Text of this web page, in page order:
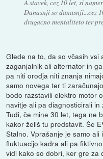
A stavek, cez 10 let, si
Danasnji so danasnji...cez
drugacno mentaliteto ter
Glede na to, da so včasih vsi
zaganjalnik ali alternator in
pa niti orodja niti znanja
samo novega ter ti
bodo razstavili elektro motor
navitje ali pa diagnosticirali
Tudi, če mine 30 let, tega ne
kakor želiš tu predstavit. Še
Stalno. Vprašanje je samo
fluktuacijo kadra ali pa
vidi kako so dobri, ker gre za